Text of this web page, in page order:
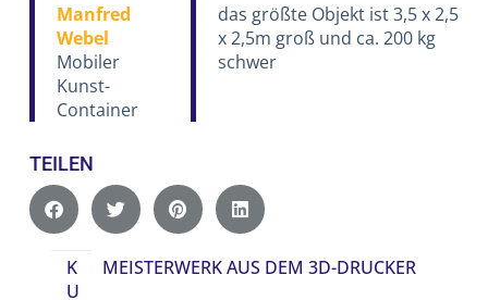
K
U
MEISTERWERK AUS DEM 3D-DRUCKER
Manfred
Webel
Mobiler
Kunst-
Container
das größte Objekt ist 3,5 x 2,5
x 2,5m groß und ca. 200 kg
schwer
TEILEN